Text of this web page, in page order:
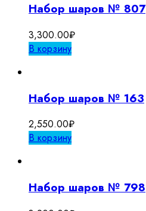
Набор шаров № 807
3,300.00₽
В корзину
Набор шаров № 163
2,550.00₽
В корзину
Набор шаров № 798